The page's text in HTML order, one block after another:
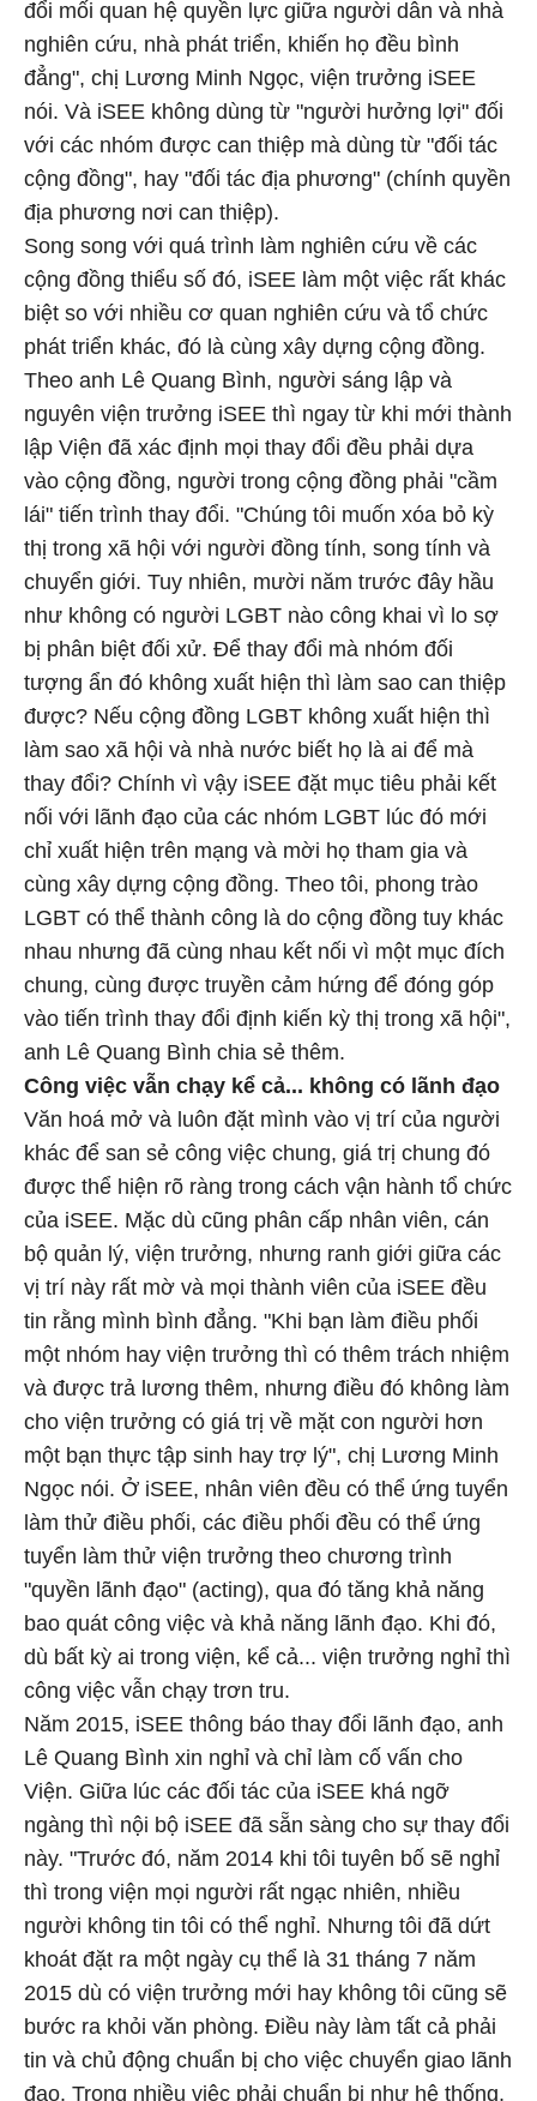
đổi mối quan hệ quyền lực giữa người dân và nhà
nghiên cứu, nhà phát triển, khiến họ đều bình
đẳng", chị Lương Minh Ngọc, viện trưởng iSEE
nói. Và iSEE không dùng từ "người hưởng lợi" đối
với các nhóm được can thiệp mà dùng từ "đối tác
cộng đồng", hay "đối tác địa phương" (chính quyền
địa phương nơi can thiệp).
Song song với quá trình làm nghiên cứu về các
cộng đồng thiểu số đó, iSEE làm một việc rất khác
biệt so với nhiều cơ quan nghiên cứu và tổ chức
phát triển khác, đó là cùng xây dựng cộng đồng.
Theo anh Lê Quang Bình, người sáng lập và
nguyên viện trưởng iSEE thì ngay từ khi mới thành
lập Viện đã xác định mọi thay đổi đều phải dựa
vào cộng đồng, người trong cộng đồng phải "cầm
lái" tiến trình thay đổi. "Chúng tôi muốn xóa bỏ kỳ
thị trong xã hội với người đồng tính, song tính và
chuyển giới. Tuy nhiên, mười năm trước đây hầu
như không có người LGBT nào công khai vì lo sợ
bị phân biệt đối xử. Để thay đổi mà nhóm đối
tượng ẩn đó không xuất hiện thì làm sao can thiệp
được? Nếu cộng đồng LGBT không xuất hiện thì
làm sao xã hội và nhà nước biết họ là ai để mà
thay đổi? Chính vì vậy iSEE đặt mục tiêu phải kết
nối với lãnh đạo của các nhóm LGBT lúc đó mới
chỉ xuất hiện trên mạng và mời họ tham gia và
cùng xây dựng cộng đồng. Theo tôi, phong trào
LGBT có thể thành công là do cộng đồng tuy khác
nhau nhưng đã cùng nhau kết nối vì một mục đích
chung, cùng được truyền cảm hứng để đóng góp
vào tiến trình thay đổi định kiến kỳ thị trong xã hội",
anh Lê Quang Bình chia sẻ thêm.
Công việc vẫn chạy kể cả... không có lãnh đạo
Văn hoá mở và luôn đặt mình vào vị trí của người
khác để san sẻ công việc chung, giá trị chung đó
được thể hiện rõ ràng trong cách vận hành tổ chức
của iSEE. Mặc dù cũng phân cấp nhân viên, cán
bộ quản lý, viện trưởng, nhưng ranh giới giữa các
vị trí này rất mờ và mọi thành viên của iSEE đều
tin rằng mình bình đẳng. "Khi bạn làm điều phối
một nhóm hay viện trưởng thì có thêm trách nhiệm
và được trả lương thêm, nhưng điều đó không làm
cho viện trưởng có giá trị về mặt con người hơn
một bạn thực tập sinh hay trợ lý", chị Lương Minh
Ngọc nói. Ở iSEE, nhân viên đều có thể ứng tuyển
làm thử điều phối, các điều phối đều có thể ứng
tuyển làm thử viện trưởng theo chương trình
"quyền lãnh đạo" (acting), qua đó tăng khả năng
bao quát công việc và khả năng lãnh đạo. Khi đó,
dù bất kỳ ai trong viện, kể cả... viện trưởng nghỉ thì
công việc vẫn chạy trơn tru.
Năm 2015, iSEE thông báo thay đổi lãnh đạo, anh
Lê Quang Bình xin nghỉ và chỉ làm cố vấn cho
Viện. Giữa lúc các đối tác của iSEE khá ngỡ
ngàng thì nội bộ iSEE đã sẵn sàng cho sự thay đổi
này. "Trước đó, năm 2014 khi tôi tuyên bố sẽ nghỉ
thì trong viện mọi người rất ngạc nhiên, nhiều
người không tin tôi có thể nghỉ. Nhưng tôi đã dứt
khoát đặt ra một ngày cụ thể là 31 tháng 7 năm
2015 dù có viện trưởng mới hay không tôi cũng sẽ
bước ra khỏi văn phòng. Điều này làm tất cả phải
tin và chủ động chuẩn bị cho việc chuyển giao lãnh
đạo. Trong nhiều việc phải chuẩn bị như hệ thống,